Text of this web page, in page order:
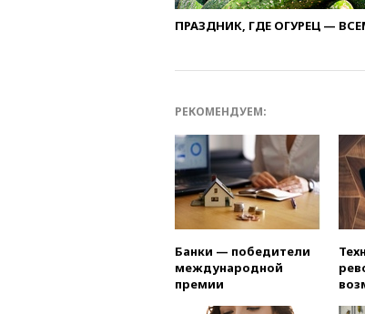
ПРАЗДНИК, ГДЕ ОГУРЕЦ —
РЕКОМЕНДУЕМ:
Банки — победители
международной
премии